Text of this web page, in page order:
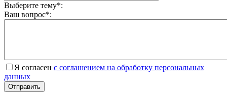
Выберите тему*:
Ваш вопрос*:
Я согласен с соглашением на обработку персональных
данных